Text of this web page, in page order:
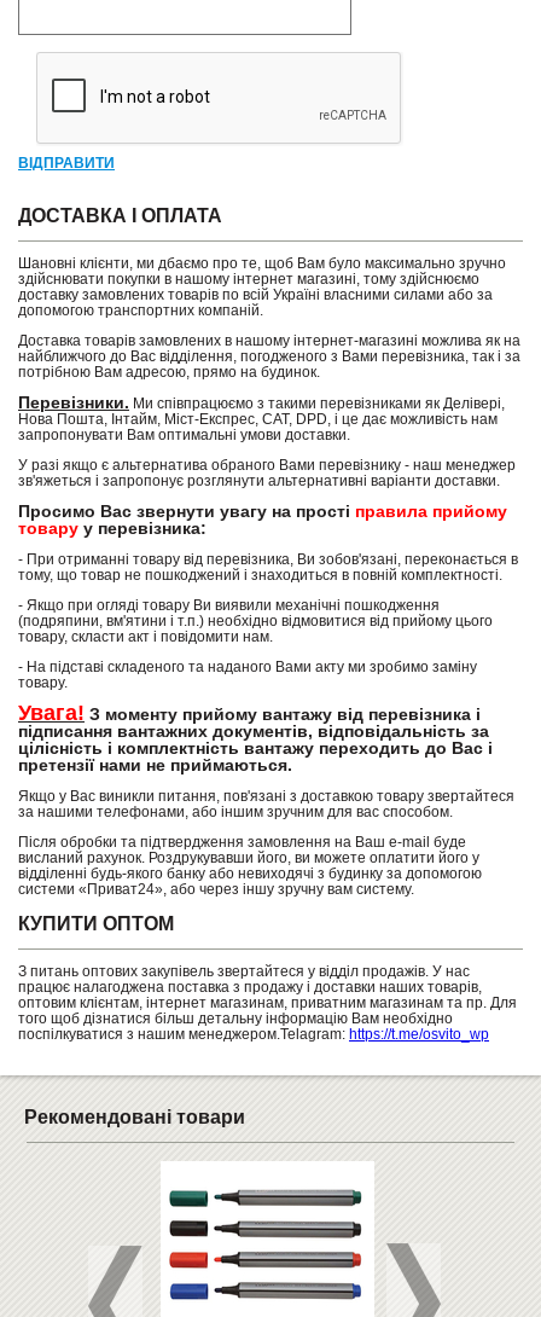
ВІДПРАВИТИ
ДОСТАВКА І ОПЛАТА
Шановні клієнти, ми дбаємо про те, щоб Вам було максимально зручно
здійснювати покупки в нашому інтернет магазині, тому здійснюємо
доставку замовлених товарів по всій Україні власними силами або за
допомогою транспортних компаній.
Доставка товарів замовлених в нашому інтернет-магазині можлива як на
найближчого до Вас відділення, погодженого з Вами перевізника, так і за
потрібною Вам адресою, прямо на будинок.
Перевізники. Ми співпрацюємо з такими перевізниками як Делівері,
Нова Пошта, Інтайм, Міст-Експрес, САТ, DPD, і це дає можливість нам
запропонувати Вам оптимальні умови доставки.
У разі якщо є альтернатива обраного Вами перевізнику - наш менеджер
зв'яжеться і запропонує розглянути альтернативні варіанти доставки.
Просимо Вас звернути увагу на прості правила прийому
товару у перевізника:
- При отриманні товару від перевізника, Ви зобов'язані, переконається в
тому, що товар не пошкоджений і знаходиться в повній комплектності.
- Якщо при огляді товару Ви виявили механічні пошкодження
(подряпини, вм'ятини і т.п.) необхідно відмовитися від прийому цього
товару, скласти акт і повідомити нам.
- На підставі складеного та наданого Вами акту ми зробимо заміну
товару.
Увага! З моменту прийому вантажу від перевізника і
підписання вантажних документів, відповідальність за
цілісність і комплектність вантажу переходить до Вас і
претензії нами не приймаються.
Якщо у Вас виникли питання, пов'язані з доставкою товару звертайтеся
за нашими телефонами, або іншим зручним для вас способом.
Після обробки та підтвердження замовлення на Ваш e-mail буде
висланий рахунок. Роздрукувавши його, ви можете оплатити його у
відділенні будь-якого банку або невиходячі з будинку за допомогою
системи «Приват24», або через іншу зручну вам систему.
КУПИТИ ОПТОМ
З питань оптових закупівель звертайтеся у відділ продажів. У нас
працює налагоджена поставка з продажу і доставки наших товарів,
оптовим клієнтам, інтернет магазинам, приватним магазинам та пр. Для
того щоб дізнатися більш детальну інформацію Вам необхідно
поспілкуватися з нашим менеджером.Telagram: https://t.me/osvito_wp
Рекомендовані товари